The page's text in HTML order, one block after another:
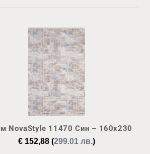
NovaStyle 11470 Син – 160х230
€152,88(299.01 лв.)